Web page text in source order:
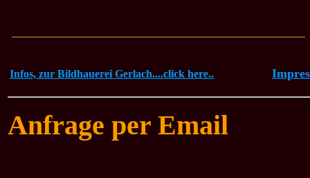
Infos, zur Bildhauerei Gerlach....click here..
Anfrage per Email